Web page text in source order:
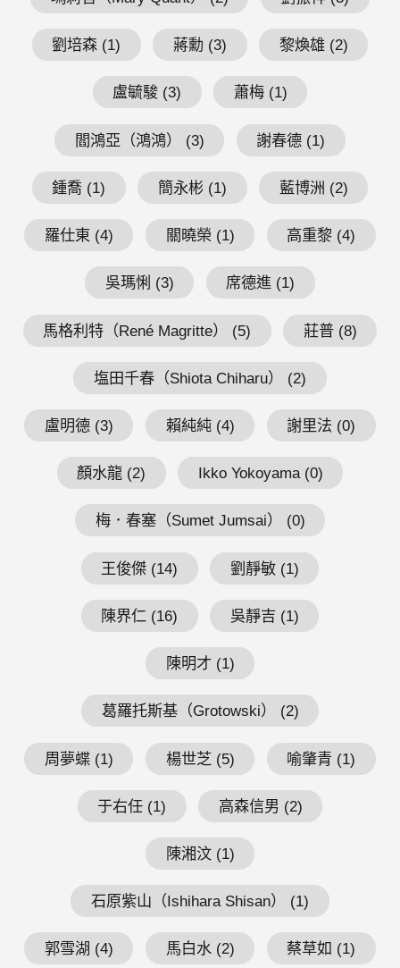
劉培森 (1) 蔣勳 (3) 黎煥雄 (2)
盧毓駿 (3) 蕭梅 (1)
閻鴻亞（鴻鴻） (3) 謝春德 (1)
鍾喬 (1) 簡永彬 (1) 藍博洲 (2)
羅仕東 (4) 關曉榮 (1) 高重黎 (4)
吳瑪悧 (3) 席德進 (1)
馬格利特（René Magritte） (5) 莊普 (8)
塩田千春（Shiota Chiharu） (2)
盧明德 (3) 賴純純 (4) 謝里法 (0)
顏水龍 (2) Ikko Yokoyama (0)
梅．春塞（Sumet Jumsai） (0)
王俊傑 (14) 劉靜敏 (1)
陳界仁 (16) 吳靜吉 (1)
陳明才 (1)
葛羅托斯基（Grotowski） (2)
周夢蝶 (1) 楊世芝 (5) 喻肇青 (1)
于右任 (1) 高森信男 (2)
陳湘汶 (1)
石原紫山（Ishihara Shisan） (1)
郭雪湖 (4) 馬白水 (2) 蔡草如 (1)